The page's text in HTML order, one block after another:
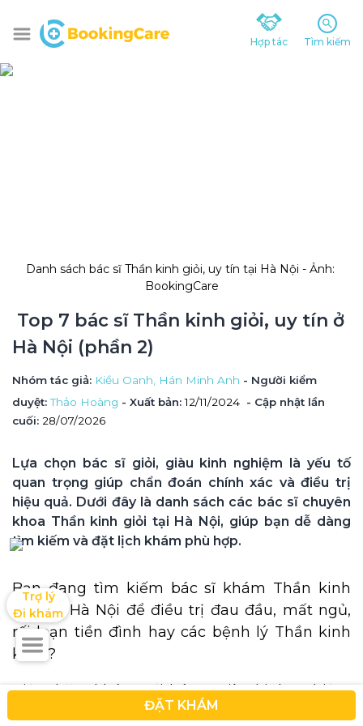
Hợp tác Tìm kiếm
Danh sách bác sĩ Thần kinh giỏi, uy tín tại Hà Nội - Ảnh:
BookingCare
Hà Nội (phần 2)
Nhóm tác giả: Kiều Oanh, Hán Minh Anh - Người kiểm
duyệt: Thảo Hoàng - Xuất bản: 12/11/2024 - Cập nhật lần
cuối: 28/07/2026
Lựa chọn bác sĩ giỏi, giàu kinh nghiệm là yếu tố
quan trọng giúp chẩn đoán chính xác và điều trị
hiệu quả. Dưới đây là danh sách các bác sĩ chuyên
khoa Thần kinh giỏi tại Hà Nội, giúp bạn dễ dàng
tìm kiếm và đặt lịch khám phù hợp.
Bạn đang tìm kiếm bác sĩ khám Thần kinh
giỏi tại Hà Nội để điều trị đau đầu, mất ngủ,
rối loạn tiền đình hay các bệnh lý Thần kinh
khác?
Việc thăm khám với bác sĩ giàu kinh nghiệm
sẽ giúp chẩn đoán chính xác căn nguyên
Trợ lý
Đi khám
ĐẶT KHÁM